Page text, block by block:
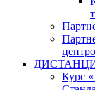
Курс